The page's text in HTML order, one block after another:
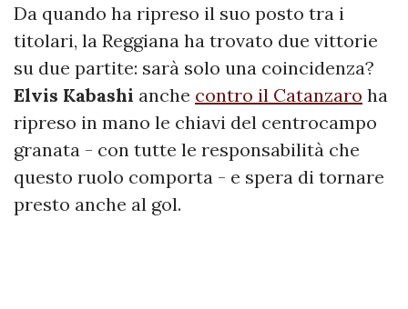
Da quando ha ripreso il suo posto tra i
titolari, la Reggiana ha trovato due vittorie
su due partite: sarà solo una coincidenza?
Elvis Kabashi anche contro il Catanzaro ha
ripreso in mano le chiavi del centrocampo
granata - con tutte le responsabilità che
questo ruolo comporta - e spera di tornare
presto anche al gol.